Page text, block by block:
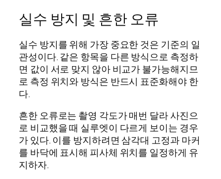
실수 방지 및 흔한 오류
실수 방지를 위해 가장 중요한 것은 기준의 일
관성이다. 같은 항목을 다른 방식으로 측정하
면 값이 서로 맞지 않아 비교가 불가능해지므
로 측정 위치와 방식은 반드시 표준화해야 한
다.
흔한 오류로는 촬영 각도가 매번 달라 사진으
로 비교했을 때 실루엣이 다르게 보이는 경우
가 있다. 이를 방지하려면 삼각대 고정과 마커
를 바닥에 표시해 피사체 위치를 일정하게 유
지하자.